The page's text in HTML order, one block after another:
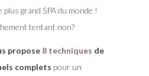
plus grand SPA du monde !
tentant non?
propose 8 techniques de
complets pour un